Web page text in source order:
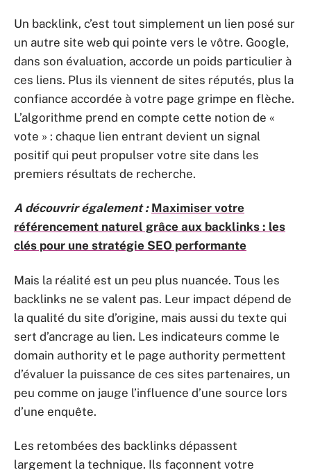
Un backlink, c’est tout simplement un lien posé sur
un autre site web qui pointe vers le vôtre. Google,
dans son évaluation, accorde un poids particulier à
ces liens. Plus ils viennent de sites réputés, plus la
confiance accordée à votre page grimpe en flèche.
L’algorithme prend en compte cette notion de «
vote » : chaque lien entrant devient un signal
positif qui peut propulser votre site dans les
premiers résultats de recherche.
A découvrir également : Maximiser votre
référencement naturel grâce aux backlinks : les
clés pour une stratégie SEO performante
Mais la réalité est un peu plus nuancée. Tous les
backlinks ne se valent pas. Leur impact dépend de
la qualité du site d’origine, mais aussi du texte qui
sert d’ancrage au lien. Les indicateurs comme le
domain authority et le page authority permettent
d’évaluer la puissance de ces sites partenaires, un
peu comme on jauge l’influence d’une source lors
d’une enquête.
Les retombées des backlinks dépassent
largement la technique. Ils façonnent votre